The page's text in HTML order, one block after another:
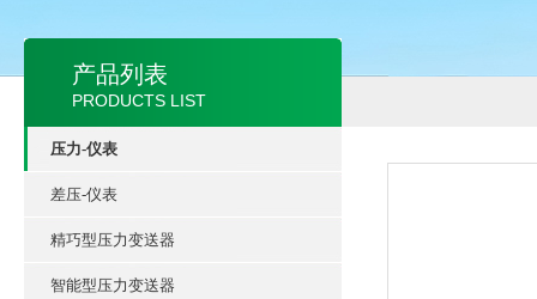
产品列表
PRODUCTS LIST
压力-仪表
差压-仪表
精巧型压力变送器
智能型压力变送器